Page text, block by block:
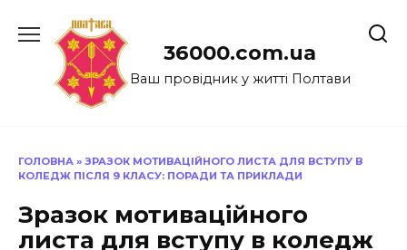
до
36000.com.ua
Ваш провідник у житті Полтави
ГОЛОВНА » ЗРАЗОК МОТИВАЦІЙНОГО ЛИСТА ДЛЯ ВСТУПУ В
КОЛЕДЖ ПІСЛЯ 9 КЛАСУ: ПОРАДИ ТА ПРИКЛАДИ
Зразок мотиваційного
листа для вступу в коледж